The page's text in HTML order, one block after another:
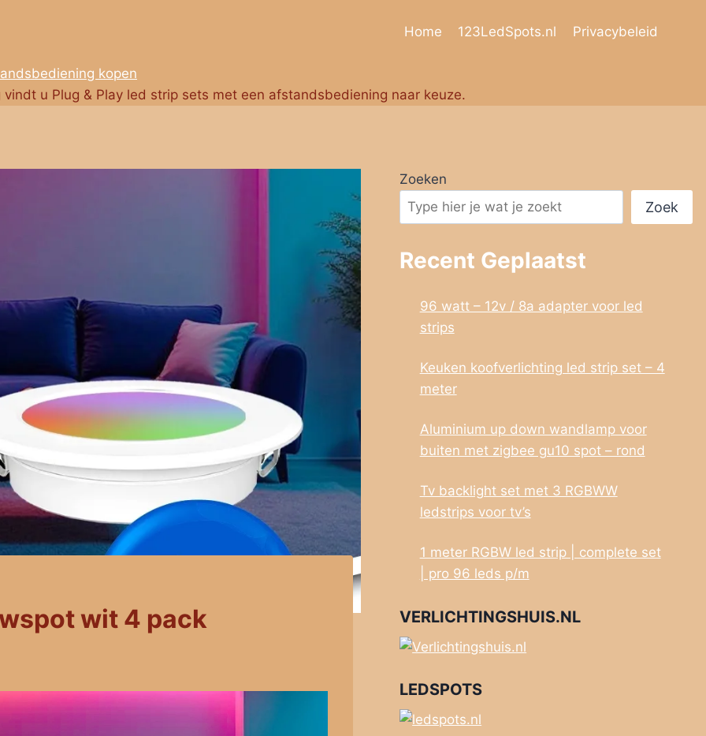
Home 123LedSpots.nl Privacybeleid
kopen
vindt u Plug & Play led strip sets met een afstandsbediening naar keuze.
wit 4 pack
Zoeken
Zoek
Recent Geplaatst
96 watt – 12v / 8a adapter voor led
strips
Keuken koofverlichting led strip set – 4
meter
Aluminium up down wandlamp voor
buiten met zigbee gu10 spot – rond
Tv backlight set met 3 RGBWW
ledstrips voor tv’s
1 meter RGBW led strip | complete set
| pro 96 leds p/m
VERLICHTINGSHUIS.NL
LEDSPOTS